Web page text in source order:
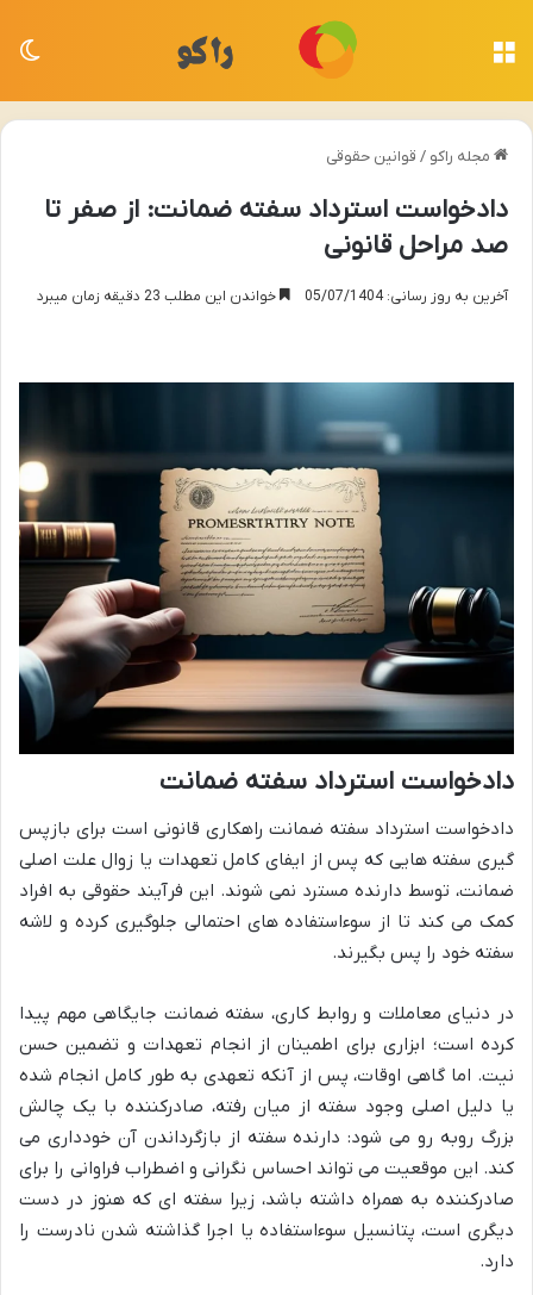
مجله راکو / قوانین حقوقی
دادخواست استرداد سفته ضمانت: از صفر تا
صد مراحل قانونی
آخرین به روز رسانی: 05/07/1404 خواندن این مطلب 23 دقیقه زمان میبرد
دادخواست استرداد سفته ضمانت
دادخواست استرداد سفته ضمانت راهکاری قانونی است برای بازپس
گیری سفته هایی که پس از ایفای کامل تعهدات یا زوال علت اصلی
ضمانت، توسط دارنده مسترد نمی شوند. این فرآیند حقوقی به افراد
کمک می کند تا از سوءاستفاده های احتمالی جلوگیری کرده و لاشه
سفته خود را پس بگیرند.
در دنیای معاملات و روابط کاری، سفته ضمانت جایگاهی مهم پیدا
کرده است؛ ابزاری برای اطمینان از انجام تعهدات و تضمین حسن
نیت. اما گاهی اوقات، پس از آنکه تعهدی به طور کامل انجام شده
یا دلیل اصلی وجود سفته از میان رفته، صادرکننده با یک چالش
بزرگ روبه رو می شود: دارنده سفته از بازگرداندن آن خودداری می
کند. این موقعیت می تواند احساس نگرانی و اضطراب فراوانی را برای
صادرکننده به همراه داشته باشد، زیرا سفته ای که هنوز در دست
دیگری است، پتانسیل سوءاستفاده یا اجرا گذاشته شدن نادرست را
دارد.